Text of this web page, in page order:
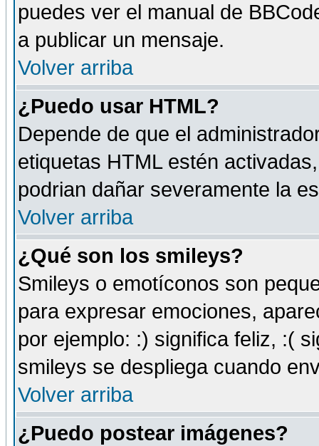
puedes ver el manual de
a publicar un mensaje.
Volver arriba
¿Puedo usar HTML?
Depende de que el
etiquetas HTML estén
podrian dañar severamente la
Volver arriba
¿Qué son los smileys?
Smileys o emotíconos son
para expresar emociones,
por ejemplo: :) significa feliz, :(
smileys se despliega cuando
Volver arriba
¿Puedo postear imágenes?